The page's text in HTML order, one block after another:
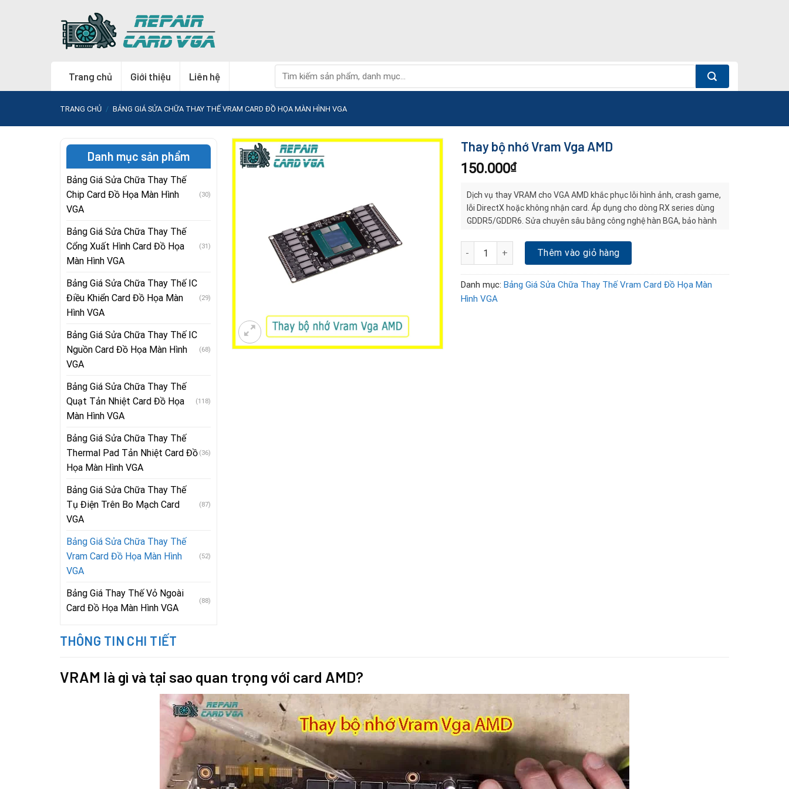
Trang chủ Giới thiệu Liên hệ
kiếm:
TRANG CHỦ / BẢNG GIÁ SỬA CHỮA THAY THẾ VRAM CARD ĐỒ HỌA MÀN HÌNH VGA
Thay bộ nhớ Vram Vga AMD
150.000₫
Dịch vụ thay VRAM cho VGA AMD khắc phục lỗi hình ảnh, crash game,
lỗi DirectX hoặc không nhận card. Áp dụng cho dòng RX series dùng
GDDR5/GDDR6. Sửa chuyên sâu bằng công nghệ hàn BGA, bảo hành
Thay bộ nhớ Vram Vga AMD số lượng
Thêm vào giỏ hàng
Danh mục: Bảng Giá Sửa Chữa Thay Thế Vram Card Đồ Họa Màn
Hình VGA
Danh mục sản phẩm
Bảng Giá Sửa Chữa Thay Thế
Chip Card Đồ Họa Màn Hình
VGA
(30)
Bảng Giá Sửa Chữa Thay Thế
Cổng Xuất Hình Card Đồ Họa
Màn Hình VGA
(31)
Bảng Giá Sửa Chữa Thay Thế IC
Điều Khiển Card Đồ Họa Màn
Hình VGA
(29)
Bảng Giá Sửa Chữa Thay Thế IC
Nguồn Card Đồ Họa Màn Hình
VGA
(68)
Bảng Giá Sửa Chữa Thay Thế
Quạt Tản Nhiệt Card Đồ Họa
Màn Hình VGA
(118)
Bảng Giá Sửa Chữa Thay Thế
Thermal Pad Tản Nhiệt Card Đồ
Họa Màn Hình VGA
(36)
Bảng Giá Sửa Chữa Thay Thế
Tụ Điện Trên Bo Mạch Card
VGA
(87)
Bảng Giá Sửa Chữa Thay Thế
Vram Card Đồ Họa Màn Hình
VGA
(52)
Bảng Giá Thay Thế Vỏ Ngoài
Card Đồ Họa Màn Hình VGA
(88)
THÔNG TIN CHI TIẾT
VRAM là gì và tại sao quan trọng với card AMD?